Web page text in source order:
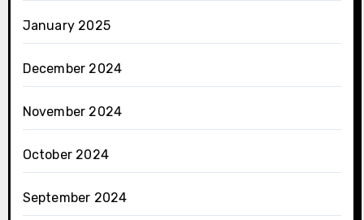
January 2025
December 2024
November 2024
October 2024
September 2024